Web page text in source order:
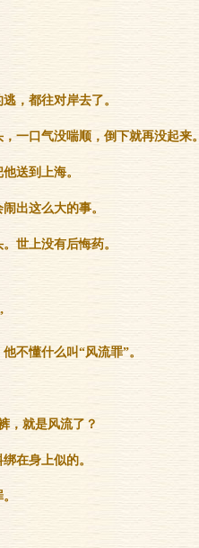
，都往对岸去了。
一口气没喘顺，倒下就再没起来。
送到上海。
出这么大的事。
世上没有后悔药。
不懂什么叫“风流罪”。
，就是风流了？
在身上似的。